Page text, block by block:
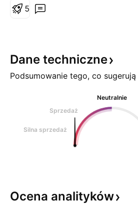
która może nam wywołać
również potencjalna nowa strefę
popytowa, dla potencjalnej
korekty
5
Dane techniczne
Podsumowanie tego, co sugerują
Neutralnie
Sprzedaż
Silna sprzedaż
Ocena analityków